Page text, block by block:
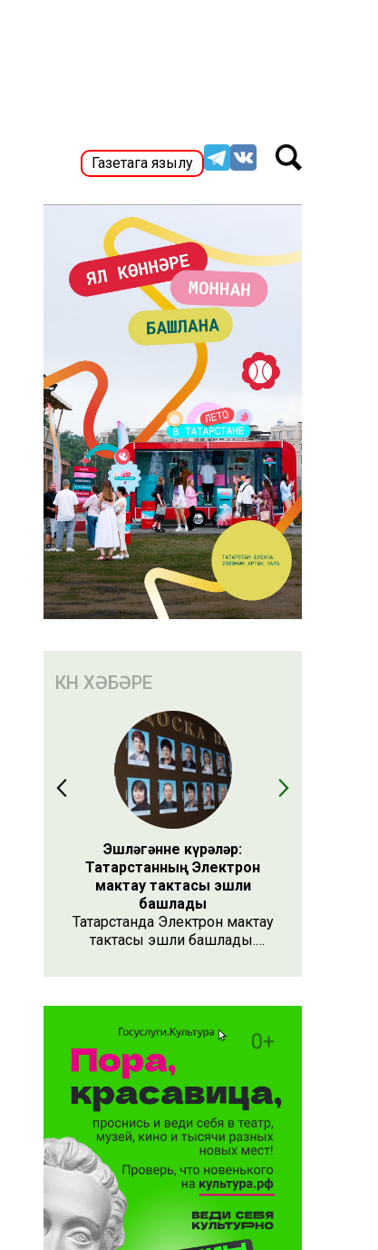
Газетага язылу
КӨН ХӘБӘРЕ
Эшләгәнне күрәләр:
Татарстанның Электрон
мактау тактасы эшли
башлады
Татарстанда Электрон мактау
тактасы эшли башлады.
күрсәтүнең заманча алымы
тупланган. Исемлекне ел
саен яңартып торачаклар.
Лаеклыларга исә махсус
таныклык та бирәчәкләр.